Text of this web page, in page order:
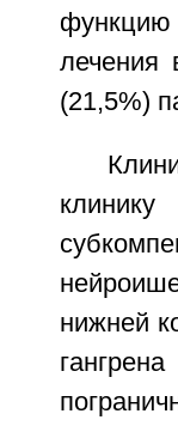
лечения
(21,5%)
нижней